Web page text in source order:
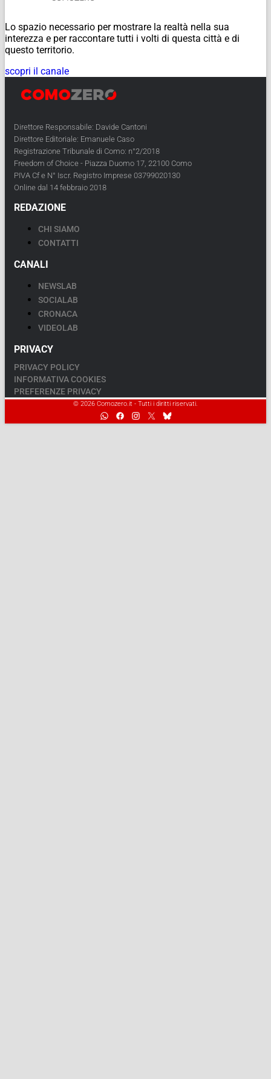
Lo spazio necessario per mostrare la realtà nella sua
interezza e per raccontare tutti i volti di questa città e di
questo territorio.
scopri il canale
Direttore Responsabile: Davide Cantoni
Direttore Editoriale: Emanuele Caso
Registrazione Tribunale di Como: n°2/2018
Freedom of Choice - Piazza Duomo 17, 22100 Como
PIVA Cf e N° Iscr. Registro Imprese 03799020130
Online dal 14 febbraio 2018
REDAZIONE
CHI SIAMO
CONTATTI
CANALI
NEWSLAB
SOCIALAB
CRONACA
VIDEOLAB
PRIVACY
PRIVACY POLICY
INFORMATIVA COOKIES
PREFERENZE PRIVACY
© 2026 Comozero.it - Tutti i diritti riservati.